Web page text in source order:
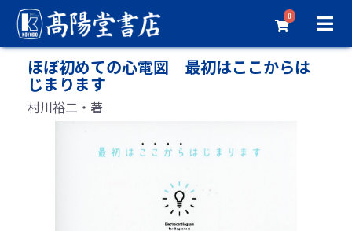
0
ほぼ初めての心電図 最初はここからは
じまります
村川裕二・著